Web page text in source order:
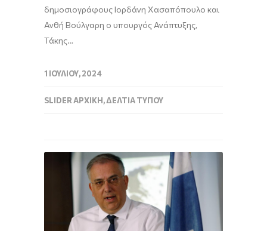
δημοσιογράφους Ιορδάνη Χασαπόπουλο και
Ανθή Βούλγαρη ο υπουργός Ανάπτυξης,
Τάκης…
1 ΙΟΥΛΊΟΥ, 2024
SLIDER ΑΡΧΙΚΉ,ΔΕΛΤΊΑ ΤΎΠΟΥ